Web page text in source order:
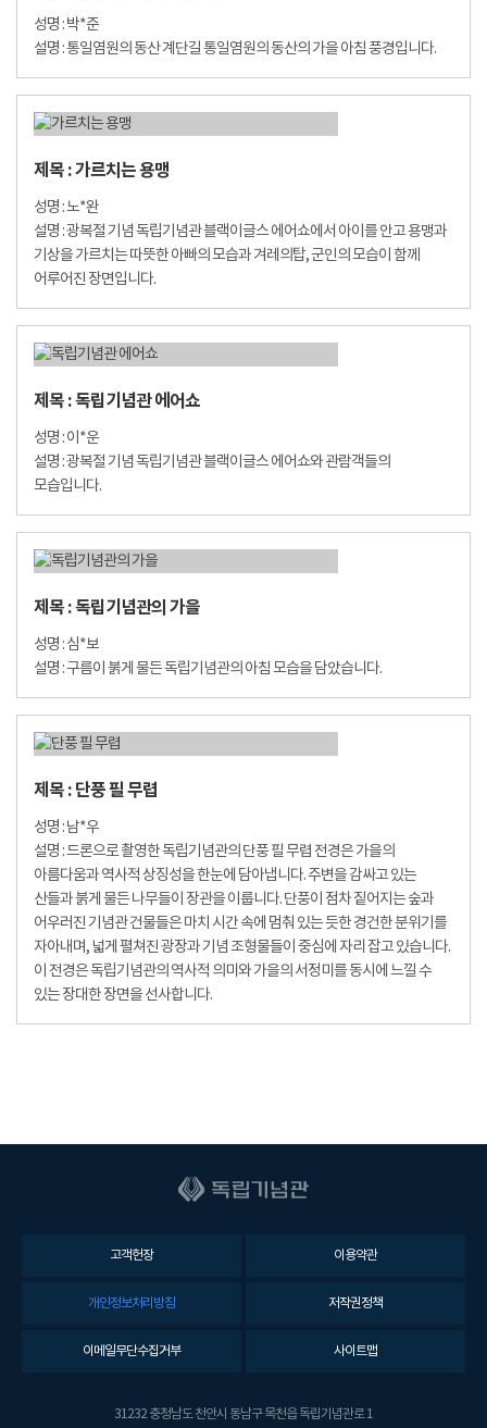
성명 : 박*준
설명 : 통일염원의 동산 계단길 통일염원의 동산의 가을 아침 풍경입니다.
제목 : 가르치는 용맹
성명 : 노*완
설명 : 광복절 기념 독립기념관 블랙이글스 에어쇼에서 아이를 안고 용맹과
기상을 가르치는 따뜻한 아빠의 모습과 겨레의탑, 군인의 모습이 함께
어루어진 장면입니다.
제목 : 독립기념관 에어쇼
성명 : 이*운
설명 : 광복절 기념 독립기념관 블랙이글스 에어쇼와 관람객들의
모습입니다.
제목 : 독립기념관의 가을
성명 : 심*보
설명 : 구름이 붉게 물든 독립기념관의 아침 모습을 담았습니다.
제목 : 단풍 필 무렵
성명 : 남*우
설명 : 드론으로 촬영한 독립기념관의 단풍 필 무렵 전경은 가을의
아름다움과 역사적 상징성을 한눈에 담아냅니다. 주변을 감싸고 있는
산들과 붉게 물든 나무들이 장관을 이룹니다. 단풍이 점차 짙어지는 숲과
어우러진 기념관 건물들은 마치 시간 속에 멈춰 있는 듯한 경건한 분위기를
자아내며, 넓게 펼쳐진 광장과 기념 조형물들이 중심에 자리 잡고 있습니다.
이 전경은 독립기념관의 역사적 의미와 가을의 서정미를 동시에 느낄 수
있는 장대한 장면을 선사합니다.
고객헌장 이용약관
개인정보처리방침 저작권정책
이메일무단수집거부 사이트맵
31232 충청남도 천안시 동남구 목천읍 독립기념관로 1